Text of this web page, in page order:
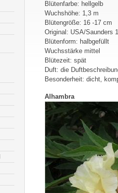
Blütenfarbe: hellgelb
Wuchshöhe: 1,3 m
Blütengröße: 16 -17 cm
Original: USA/Saunders
Blütenform: halbgefüllt
Wuchsstärke mittel
Blütezeit: spät
Duft: die
Besonderheit: dicht,
Alhambra